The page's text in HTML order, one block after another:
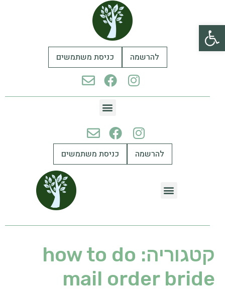
פתח סרגל נגישות
להרשמה כניסת משתמשים
להרשמה כניסת משתמשים
קטגוריה: how to do
mail order bride